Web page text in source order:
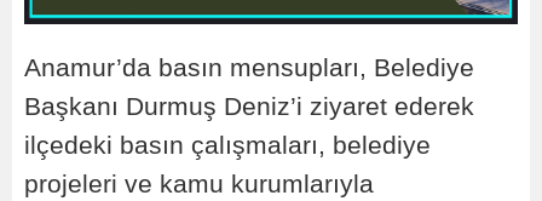
Anamur’da basın mensupları, Belediye
Başkanı Durmuş Deniz’i ziyaret ederek
ilçedeki basın çalışmaları, belediye
projeleri ve kamu kurumlarıyla